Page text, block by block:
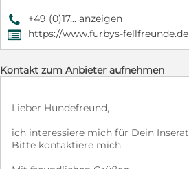
9 +49 (0)17... anzeigen
, https://www.furbys-fellfreunde.de
Kontakt zum Anbieter aufnehmen